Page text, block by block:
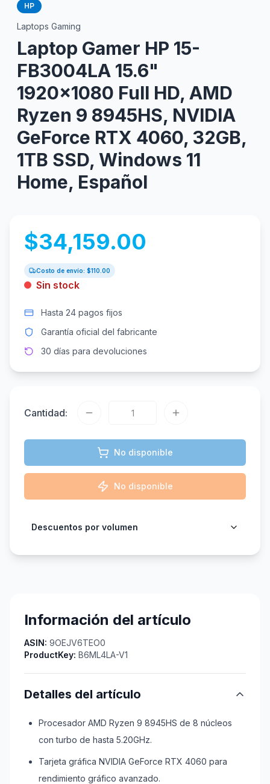
HP
Laptops Gaming
Laptop Gamer HP 15-
FB3004LA 15.6"
1920x1080 Full HD, AMD
Ryzen 9 8945HS, NVIDIA
GeForce RTX 4060, 32GB,
1TB SSD, Windows 11
Home, Español
$34,159.00
Costo de envío: $110.00
Sin stock
Hasta 24 pagos fijos
Garantía oficial del fabricante
30 días para devoluciones
Cantidad:
No disponible
No disponible
Descuentos por volumen
Información del artículo
ASIN: 9OEJV6TEO0
ProductKey: B6ML4LA-V1
Detalles del artículo
Procesador AMD Ryzen 9 8945HS de 8 núcleos
con turbo de hasta 5.20GHz.
Tarjeta gráfica NVIDIA GeForce RTX 4060 para
rendimiento gráfico avanzado.